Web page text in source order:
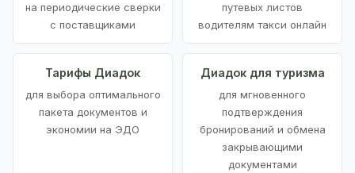
на периодические сверки
с поставщиками
путевых листов
водителям такси онлайн
Тарифы Диадок
для выбора оптимального
пакета документов и
экономии на ЭДО
Диадок для туризма
для мгновенного
подтверждения
бронирований и обмена
закрывающими
документами